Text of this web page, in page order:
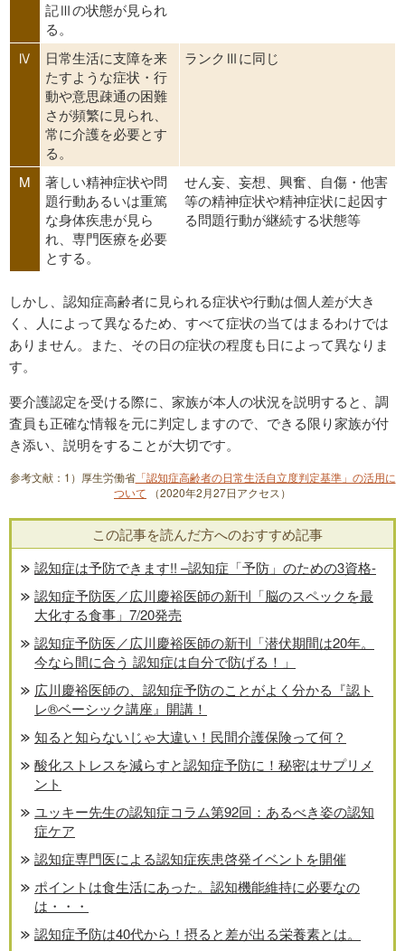
記Ⅲの状態が見られ
る。
Ⅳ
日常生活に支障を来
たすような症状・行
動や意思疎通の困難
さが頻繁に見られ、
常に介護を必要とす
る。
ランクⅢに同じ
M
著しい精神症状や問
題行動あるいは重篤
な身体疾患が見ら
れ、専門医療を必要
とする。
せん妄、妄想、興奮、自傷・他害
等の精神症状や精神症状に起因す
る問題行動が継続する状態等
しかし、認知症高齢者に見られる症状や行動は個人差が大き
く、人によって異なるため、すべて症状の当てはまるわけでは
ありません。また、その日の症状の程度も日によって異なりま
す。
要介護認定を受ける際に、家族が本人の状況を説明すると、調
査員も正確な情報を元に判定しますので、できる限り家族が付
き添い、説明をすることが大切です。
参考文献：1）厚生労働省「認知症高齢者の日常生活自立度判定基準」の活用に
ついて （2020年2月27日アクセス）
この記事を読んだ方へのおすすめ記事
認知症は予防できます!! –認知症「予防」のための3資格-
認知症予防医／広川慶裕医師の新刊「脳のスペックを最
大化する食事」7/20発売
認知症予防医／広川慶裕医師の新刊「潜伏期間は20年。
今なら間に合う 認知症は自分で防げる！」
広川慶裕医師の、認知症予防のことがよく分かる『認ト
レ®️ベーシック講座』開講！
知ると知らないじゃ大違い！民間介護保険って何？
酸化ストレスを減らすと認知症予防に！秘密はサプリメ
ント
ユッキー先生の認知症コラム第92回：あるべき姿の認知
症ケア
認知症専門医による認知症疾患啓発イベントを開催
ポイントは食生活にあった。認知機能維持に必要なの
は・・・
認知症予防は40代から！摂ると差が出る栄養素とは。